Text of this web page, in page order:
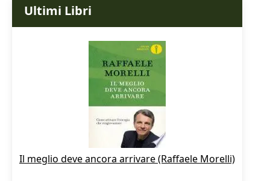
Ultimi Libri
Il meglio deve ancora arrivare (Raffaele Morelli)